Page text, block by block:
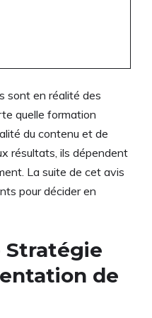
sont en réalité des
quelle formation
du contenu et de
résultats, ils dépendent
La suite de cet avis
pour décider en
Stratégie
de